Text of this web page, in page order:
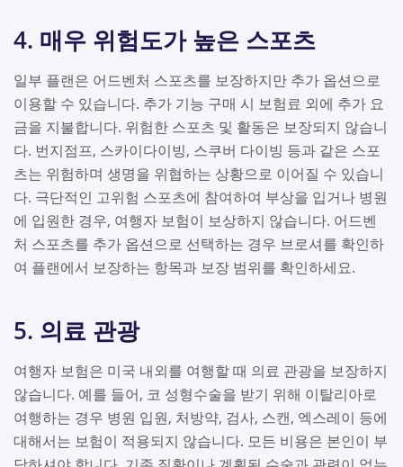
4. 매우 위험도가 높은 스포츠
일부 플랜은 어드벤처 스포츠를 보장하지만 추가 옵션으로
이용할 수 있습니다. 추가 기능 구매 시 보험료 외에 추가 요
금을 지불합니다. 위험한 스포츠 및 활동은 보장되지 않습니
다. 번지점프, 스카이다이빙, 스쿠버 다이빙 등과 같은 스포
츠는 위험하며 생명을 위협하는 상황으로 이어질 수 있습니
다. 극단적인 고위험 스포츠에 참여하여 부상을 입거나 병원
에 입원한 경우, 여행자 보험이 보상하지 않습니다. 어드벤
처 스포츠를 추가 옵션으로 선택하는 경우 브로셔를 확인하
여 플랜에서 보장하는 항목과 보장 범위를 확인하세요.
5. 의료 관광
여행자 보험은 미국 내외를 여행할 때 의료 관광을 보장하지
않습니다. 예를 들어, 코 성형수술을 받기 위해 이탈리아로
여행하는 경우 병원 입원, 처방약, 검사, 스캔, 엑스레이 등에
대해서는 보험이 적용되지 않습니다. 모든 비용은 본인이 부